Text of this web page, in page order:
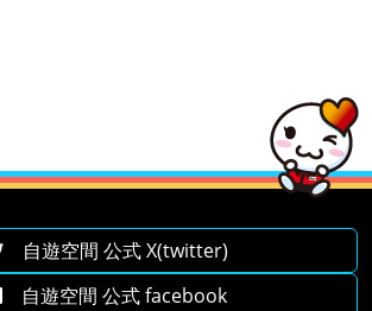
自遊空間 公式 X(twitter)
自遊空間 公式 facebook